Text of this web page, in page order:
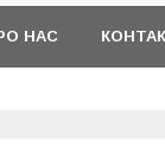
НАС